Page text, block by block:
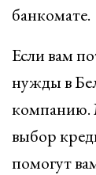
банкомате.
Если вам
нужды в
компанию.
выбор
помогут